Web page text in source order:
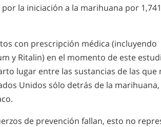
la iniciación a la marihuana por 1,741
con prescripción médica (incluyendo
y Ritalin) en el momento de este
lugar entre las sustancias de las que
Unidos sólo detrás de la
de prevención fallan, esto no